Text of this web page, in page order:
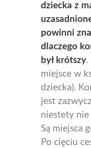
dziecka z
powinni
dlaczego
był krótszy.
miejsce w
dziecka).
jest
niestety
Są miejsca
Po cięciu